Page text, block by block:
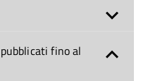
fino al